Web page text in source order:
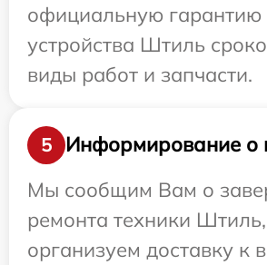
официальную гарантию
устройства Штиль
виды работ и запчасти.
5
Информирование о
Мы сообщим Вам о
ремонта техники
организуем доставку к